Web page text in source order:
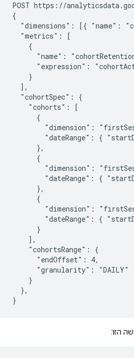
POST https://
{
"dimensions": [{ "name":
  "metrics": [
    {
"name":
"expression":
    }
  ],
  "cohortSpec": {
    "cohorts": [
      {
"dimension":
"dateRange": {
      },
      {
"dimension":
"dateRange": {
      },
      {
"dimension":
"dateRange": {
      }
    ],
    "cohortsRange": {
      "endOffset": 4,
      "granularity": "DAILY"
    }
  },
הזו: